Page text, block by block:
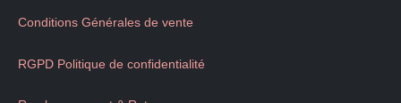
Conditions Générales de vente
RGPD Politique de confidentialité